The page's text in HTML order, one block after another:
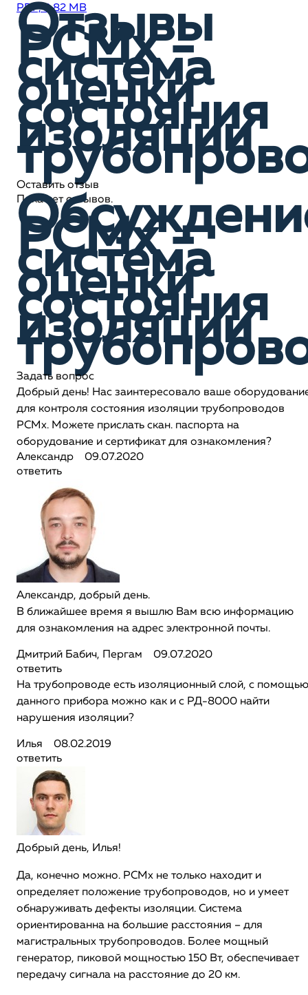
PDF, 2,82 MB
Отзывы
PCMx -
система
оценки
состояния
изоляции
Оставить отзыв
Пока нет отзывов.
PCMx -
система
оценки
состояния
изоляции
Задать вопрос
Добрый день! Нас заинтересовало ваше
для контроля состояния изоляции трубопроводов
PCMx. Можете прислать скан. паспорта на
оборудование и сертификат для ознакомления?
Александр 09.07.2020
ответить
Александр, добрый день.
В ближайшее время я вышлю Вам всю информацию
для ознакомления на адрес электронной почты.
Дмитрий Бабич, Пергам 09.07.2020
ответить
На трубопроводе есть изоляционный слой, с помощью
данного прибора можно как и с РД-8000 найти
нарушения изоляции?
Илья 08.02.2019
ответить
Добрый день, Илья!
Да, конечно можно. PCMx не только находит и
определяет положение трубопроводов, но и умеет
обнаруживать дефекты изоляции. Система
ориентированна на большие расстояния – для
магистральных трубопроводов. Более мощный
генератор, пиковой мощностью 150 Вт, обеспечивает
передачу сигнала на расстояние до 20 км.